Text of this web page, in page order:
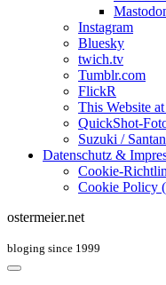
Instagram
Bluesky
twich.tv
Tumblr.com
FlickR
This Website
QuickShot-
Suzuki /
Datenschutz &
Cookie-
Cookie Policy
ostermeier.net
bloging since 1999